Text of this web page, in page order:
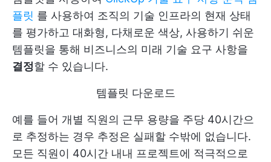
플릿 를 사용하여 조직의 기술 인프라의 현재 상태
를 평가하고 대화형, 다채로운 색상, 사용하기 쉬운
템플릿을 통해 비즈니스의 미래 기술 요구 사항을
결정할 수 있습니다.
템플릿 다운로드
예를 들어 개별 직원의 근무 용량을 주당 40시간으
로 추정하는 경우 추정은 실패할 수밖에 없습니다.
모든 직원이 40시간 내내 프로젝트에 적극적으로